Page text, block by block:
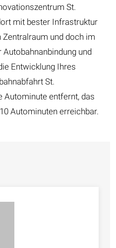
St.
mit bester Infrastruktur
und doch im
und
Entwicklung Ihres
St.
Autominute entfernt, das
Autominuten erreichbar.